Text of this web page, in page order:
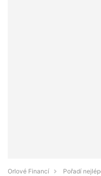
Orlové Financí
Pořadí